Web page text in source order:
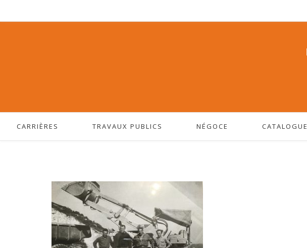
CARRIÈRES TRAVAUX PUBLICS NÉGOCE CATALOGUE